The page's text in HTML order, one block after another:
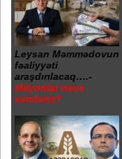
Leysan Məmmədovun
fəaliyyəti
araşdırılacaq….-
Milyonlar necə
xərclənir?